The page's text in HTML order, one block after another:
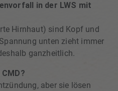
in der LWS mit
Hirnhaut) sind Kopf und
unten zieht immer
ganzheitlich.
aber sie lösen